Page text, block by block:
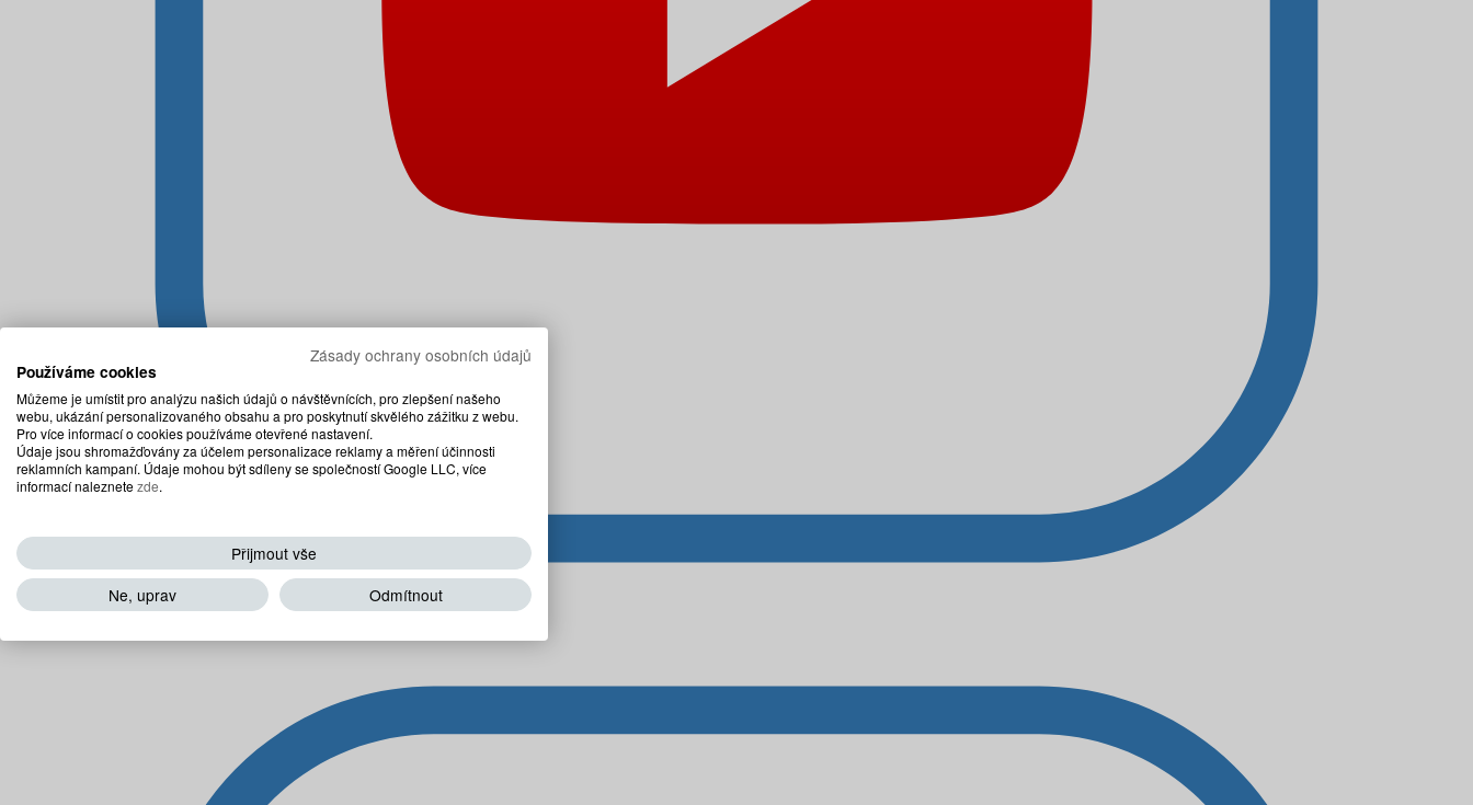
Zásady ochrany osobních údajů
Používáme cookies
Můžeme je umístit pro analýzu našich údajů o návštěvnících, pro zlepšení našeho
webu, ukázání personalizovaného obsahu a pro poskytnutí skvělého zážitku z webu.
Pro více informací o cookies používáme otevřené nastavení.
Údaje jsou shromažďovány za účelem personalizace reklamy a měření účinnosti
reklamních kampaní. Údaje mohou být sdíleny se společností Google LLC, více
informací naleznetezde.
Přijmout vše
Ne, uprav
Odmítnout